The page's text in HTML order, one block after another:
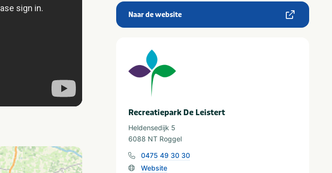
Naar de website
Recreatiepark De Leistert
Heldensedijk 5
6088 NT Roggel
0475 49 30 30
Website